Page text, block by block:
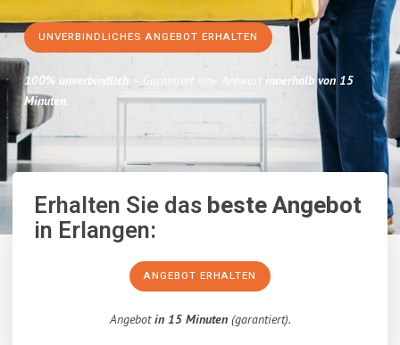
UNVERBINDLICHES ANGEBOT ERHALTEN
100% unverbindlich – Garantiert eine Antwort innerhalb von 15
Minuten.
Erhalten Sie dasbeste Angebot
in Erlangen:
ANGEBOT ERHALTEN
Angebotin 15 Minuten(garantiert).